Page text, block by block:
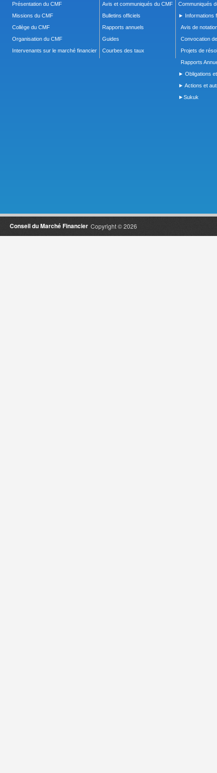
Présentation du CMF
Missions du CMF
Collège du CMF
Organisation du CMF
Intervenants sur le marché financier
Avis et communiqués du CMF
Bulletins officiels
Rapports annuels
Guides
Courbes des taux
Communiqués
► Informations
Avis de
Convocation
Projets de
Rapports
► Obligations
► Actions et
►Sukuk
Copyright © 2026
Conseil du Marché Financier